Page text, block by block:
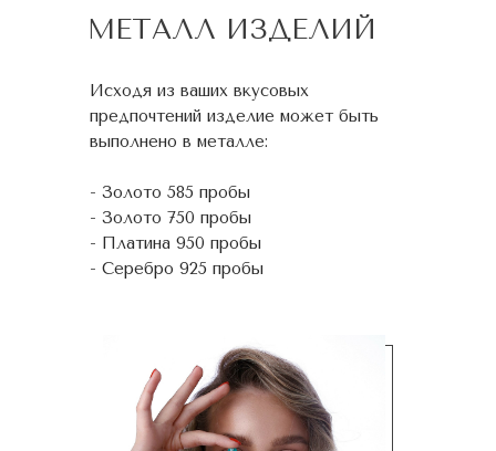
МЕТАЛЛ ИЗДЕЛИЙ
Исходя из ваших вкусовых
предпочтений изделие может быть
выполнено в металле:
- Золото 585 пробы
- Золото 750 пробы
- Платина 950 пробы
- Серебро 925 пробы